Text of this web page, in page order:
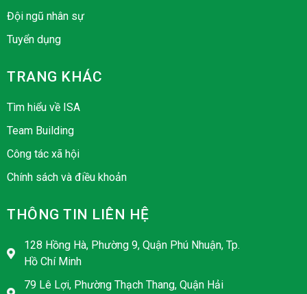
Đội ngũ nhân sự
Tuyển dụng
TRANG KHÁC
Tìm hiểu về ISA
Team Building
Công tác xã hội
Chính sách và điều khoản
THÔNG TIN LIÊN HỆ
128 Hồng Hà, Phường 9, Quận Phú Nhuận, Tp.
Hồ Chí Minh
79 Lê Lợi, Phường Thạch Thang, Quận Hải